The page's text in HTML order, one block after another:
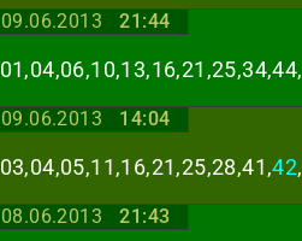
09.06.2013 21:44
01,04,06,10,13,16,21,25,34,44,
09.06.2013 14:04
03,04,05,11,16,21,25,28,41,42,
08.06.2013 21:43